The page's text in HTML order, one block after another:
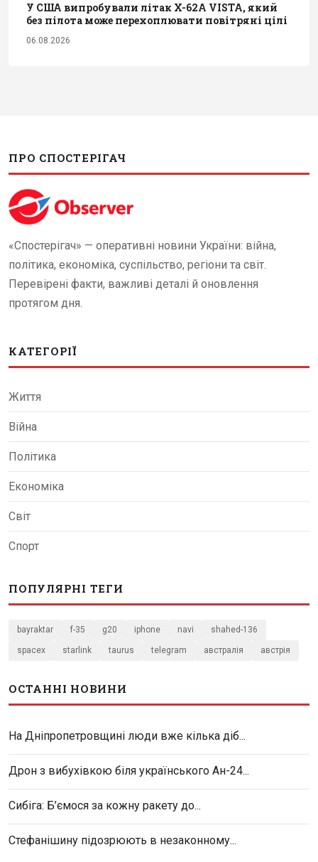
У США випробували літак X-62A VISTA, який
без пілота може перехоплювати повітряні цілі
06.08.2026
ПРО СПОСТЕРІГАЧ
«Спостерігач» — оперативні новини України: війна,
політика, економіка, суспільство, регіони та світ.
Перевірені факти, важливі деталі й оновлення
протягом дня.
КАТЕГОРІЇ
Життя
Війна
Політика
Економіка
Світ
Спорт
ПОПУЛЯРНІ ТЕГИ
bayraktar f-35 g20 iphone navi shahed-136
spacex starlink taurus telegram австралія австрія
ОСТАННІ НОВИНИ
На Дніпропетровщині люди вже кілька діб...
Дрон з вибухівкою біля українського Ан-24...
Сибіга: Б’ємося за кожну ракету до...
Стефанішину підозрюють в незаконному...